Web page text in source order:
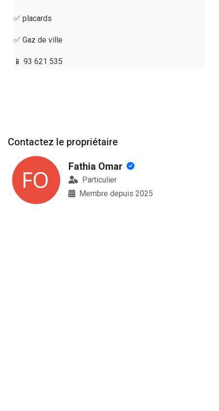
✅️ placards
✅ Gaz de ville
📱 93 621 535
Contactez le propriétaire
Fathia Omar
Particulier
Membre depuis 2025